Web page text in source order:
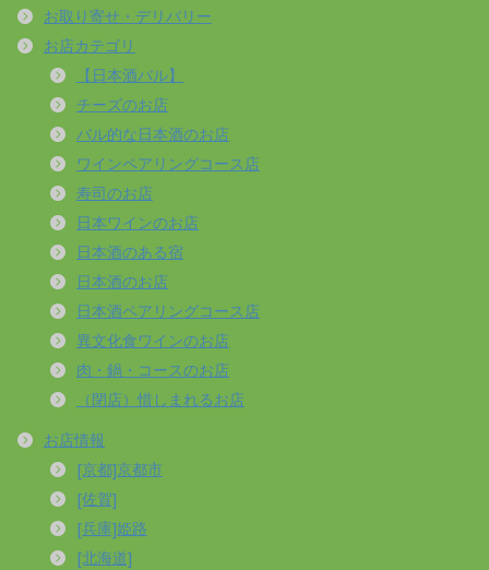
お取り寄せ・デリバリー
お店カテゴリ
【日本酒バル】
チーズのお店
バル的な日本酒のお店
ワインペアリングコース店
寿司のお店
日本ワインのお店
日本酒のある宿
日本酒のお店
日本酒ペアリングコース店
異文化食ワインのお店
肉・鍋・コースのお店
（閉店）惜しまれるお店
お店情報
[京都]京都市
[佐賀]
[兵庫]姫路
[北海道]